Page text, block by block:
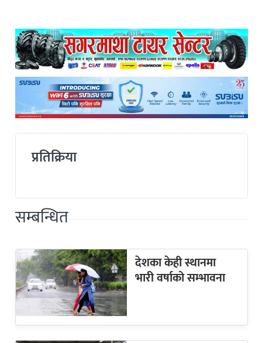
प्रतिक्रिया
सम्बन्धित
देशका केही स्थानमा
भारी वर्षाको सम्भावना